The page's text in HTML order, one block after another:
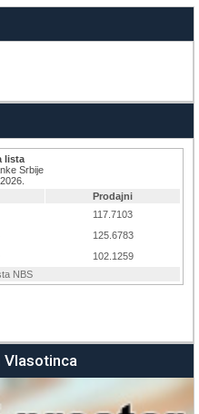
Vlasotinca